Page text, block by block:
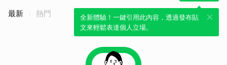
全新體驗！一鍵引用此內容，透過發布貼
文來輕鬆表達個人立場。
最新 熱門
取消